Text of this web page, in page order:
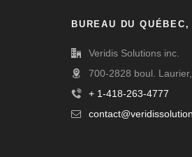
BUREAU DU QUÉBEC,
Veridis Solutions inc.
700-2828 boul.
+ 1-418-263-4777